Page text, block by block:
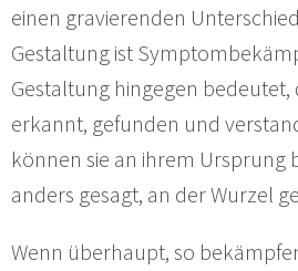
einen gravierenden
Gestaltung ist
Gestaltung hingegen bedeutet,
erkannt, gefunden und
können sie an ihrem Ursprung
anders gesagt, an der Wurzel
Wenn überhaupt, so